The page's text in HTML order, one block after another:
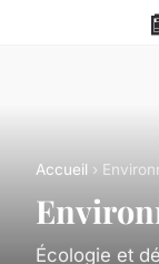
Accueil ›
Écologie et